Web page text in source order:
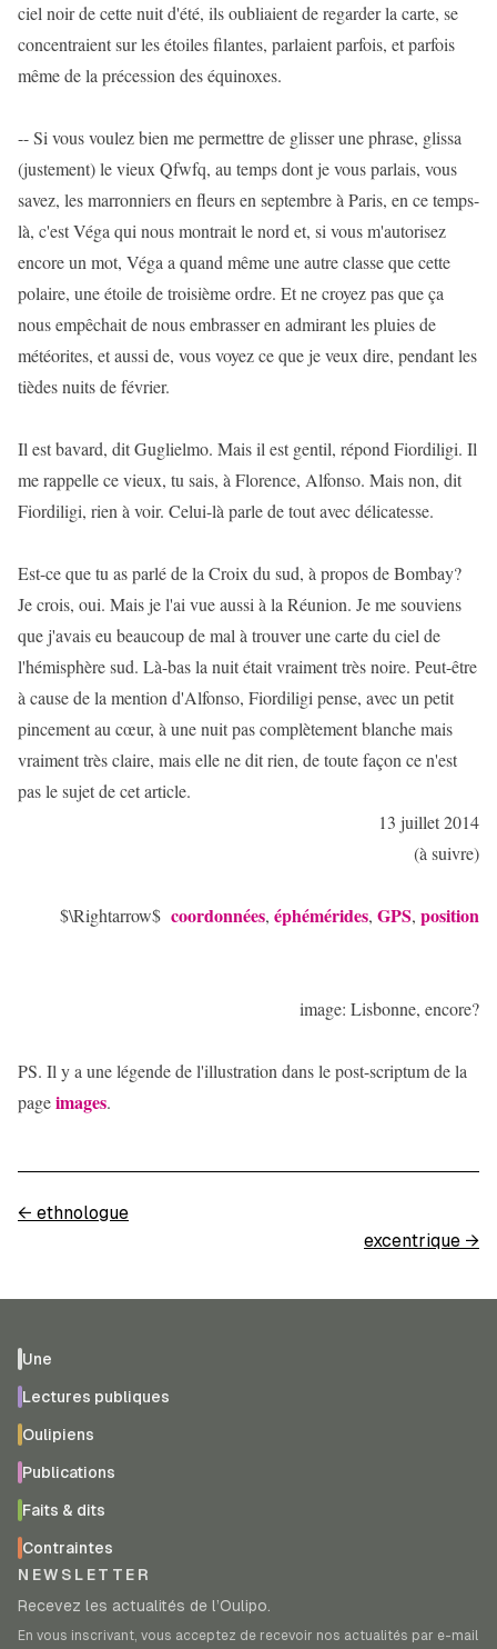
ciel noir de cette nuit d'été, ils oubliaient de regarder la carte, se
concentraient sur les étoiles filantes, parlaient parfois, et parfois
même de la précession des équinoxes.
-- Si vous voulez bien me permettre de glisser une phrase, glissa
(justement) le vieux Qfwfq, au temps dont je vous parlais, vous
savez, les marronniers en fleurs en septembre à Paris, en ce temps-
là, c'est Véga qui nous montrait le nord et, si vous m'autorisez
encore un mot, Véga a quand même une autre classe que cette
polaire, une étoile de troisième ordre. Et ne croyez pas que ça
nous empêchait de nous embrasser en admirant les pluies de
météorites, et aussi de, vous voyez ce que je veux dire, pendant les
tièdes nuits de février.
Il est bavard, dit Guglielmo. Mais il est gentil, répond Fiordiligi. Il
me rappelle ce vieux, tu sais, à Florence, Alfonso. Mais non, dit
Fiordiligi, rien à voir. Celui-là parle de tout avec délicatesse.
Est-ce que tu as parlé de la Croix du sud, à propos de Bombay?
Je crois, oui. Mais je l'ai vue aussi à la Réunion. Je me souviens
que j'avais eu beaucoup de mal à trouver une carte du ciel de
l'hémisphère sud. Là-bas la nuit était vraiment très noire. Peut-être
à cause de la mention d'Alfonso, Fiordiligi pense, avec un petit
pincement au cœur, à une nuit pas complètement blanche mais
vraiment très claire, mais elle ne dit rien, de toute façon ce n'est
pas le sujet de cet article.
13 juillet 2014
(à suivre)
$\Rightarrow$ coordonnées, éphémérides, GPS, position
image: Lisbonne, encore?
PS. Il y a une légende de l'illustration dans le post-scriptum de la
pageimages.
← ethnologue
excentrique →
Une
Lectures publiques
Oulipiens
Publications
Faits & dits
Contraintes
NEWSLETTER
Recevez les actualités de l’Oulipo.
En vous inscrivant, vous acceptez de recevoir nos actualités par e-mail